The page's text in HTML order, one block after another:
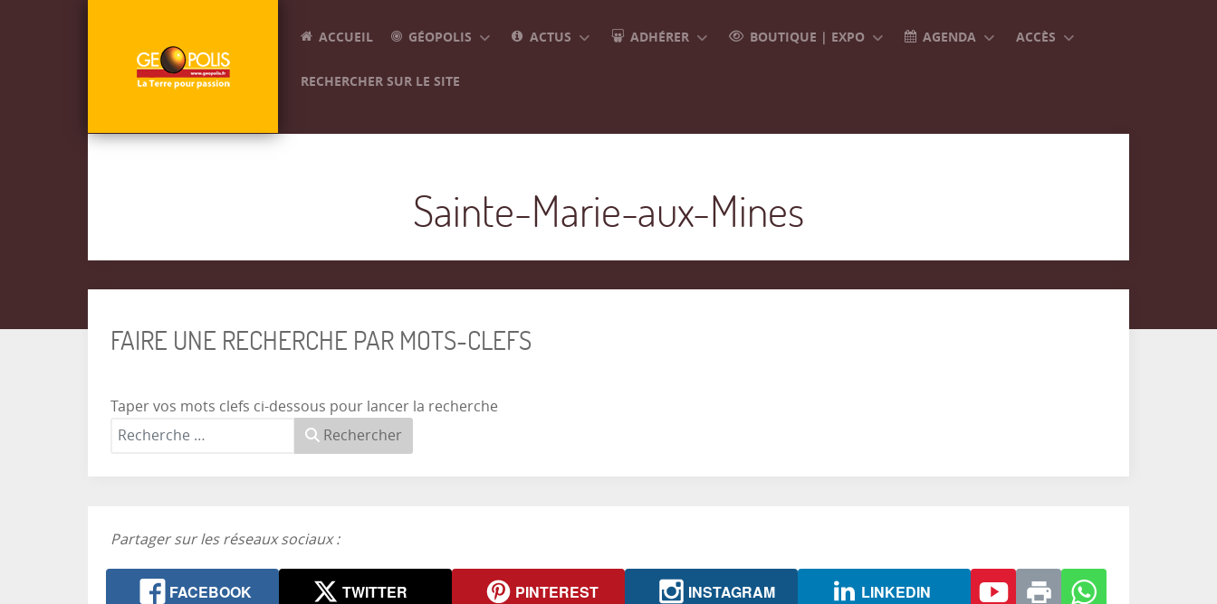
ACCUEIL GÉOPOLIS ACTUS ADHÉRER BOUTIQUE | EXPO AGENDA ACCÈS
RECHERCHER SUR LE SITE
Sainte-Marie-aux-Mines
FAIRE UNE RECHERCHE PAR MOTS-CLEFS
Taper vos mots clefs ci-dessous pour lancer la recherche
Rechercher
Partager sur les réseaux sociaux :
FACEBOOK TWITTER PINTEREST INSTAGRAM LINKEDIN